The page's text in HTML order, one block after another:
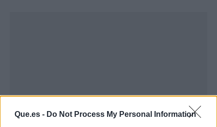
Que.es - Do Not Process My Personal Information